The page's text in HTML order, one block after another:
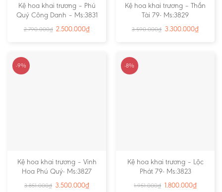
Kệ hoa khai trương – Phú
Quý Công Danh – Ms:3831
2.790.000₫ 2.500.000₫
Kệ hoa khai trương – Thần
Tài 79- Ms:3829
3.590.000₫ 3.300.000₫
-9%
Kệ hoa khai trương – Vinh
Hoa Phú Quý- Ms:3827
3.851.000₫ 3.500.000₫
-8%
Kệ hoa khai trương – Lộc
Phát 79- Ms:3823
1.951.000₫ 1.800.000₫